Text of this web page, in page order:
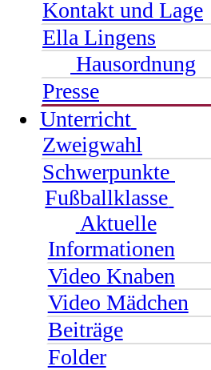
Kontakt und Lage
Ella Lingens
Hausordnung
Presse
Unterricht
Zweigwahl
Schwerpunkte
Fußballklasse
Aktuelle
Informationen
Video Knaben
Video Mädchen
Beiträge
Folder